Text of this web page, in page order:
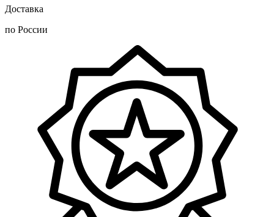
Доставка
по России